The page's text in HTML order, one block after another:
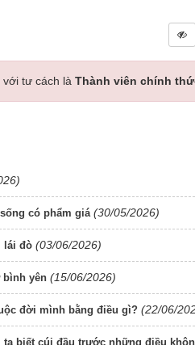
với tư cách là Thành viên chính
có phẩm giá (30/05/2026)
lái đò (03/06/2026)
bình yên (15/06/2026)
đời mình bằng điều gì? (22/06/
biết cúi đầu trước những điều